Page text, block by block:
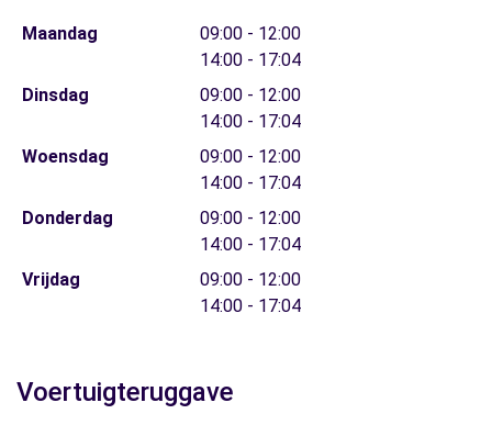
Maandag
09:00 - 12:00
14:00 - 17:04
Dinsdag
09:00 - 12:00
14:00 - 17:04
Woensdag
09:00 - 12:00
14:00 - 17:04
Donderdag
09:00 - 12:00
14:00 - 17:04
Vrijdag
09:00 - 12:00
14:00 - 17:04
Voertuigteruggave